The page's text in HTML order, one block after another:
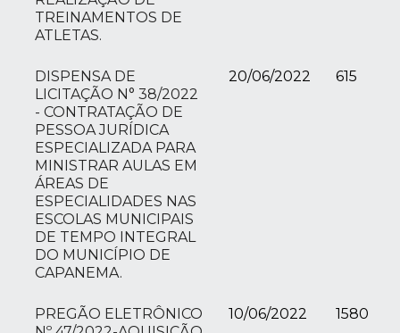
TREINAMENTOS DE
ATLETAS.
DISPENSA DE
LICITAÇÃO N° 38/2022
- CONTRATAÇÃO DE
PESSOA JURÍDICA
ESPECIALIZADA PARA
MINISTRAR AULAS EM
ÁREAS DE
ESPECIALIDADES NAS
ESCOLAS MUNICIPAIS
DE TEMPO INTEGRAL
DO MUNICÍPIO DE
CAPANEMA.
20/06/2022 615
PREGÃO ELETRÔNICO
10/06/2022 1580